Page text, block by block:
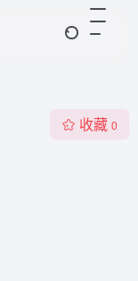
收藏 0